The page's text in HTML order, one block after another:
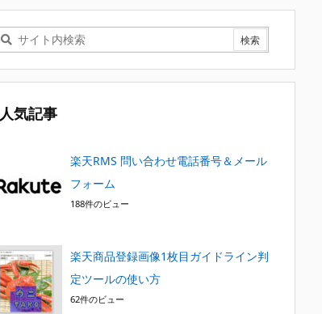
人気記事
楽天RMS 問い合わせ電話番号＆メール
フォーム
188件のビュー
楽天商品登録画像1枚目ガイドライン判
定ツールの使い方
62件のビュー